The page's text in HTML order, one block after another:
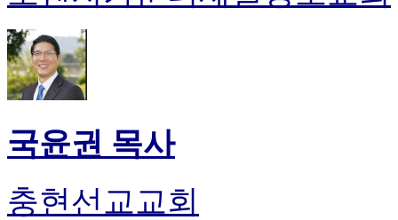
국윤권 목사
충현선교교회